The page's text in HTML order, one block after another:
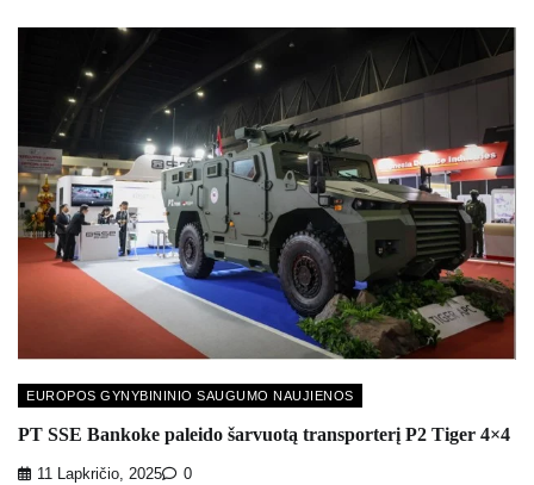
EUROPOS GYNYBININIO SAUGUMO NAUJIENOS
PT SSE Bankoke paleido šarvuotą transporterį P2 Tiger 4×4
11 Lapkričio, 2025 0